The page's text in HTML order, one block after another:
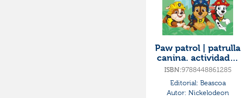
Paw patrol | patrulla
canina. actividades
- súper dino
ISBN:9788448861285
Editorial: Beascoa
Autor: Nickelodeon